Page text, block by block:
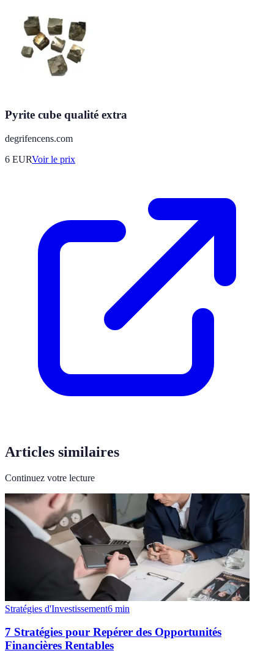
Pyrite cube qualité extra
degrifencens.com
6 EURVoir le prix
Articles similaires
Continuez votre lecture
Stratégies d'Investissement6 min
7 Stratégies pour Repérer des Opportunités
Financières Rentables